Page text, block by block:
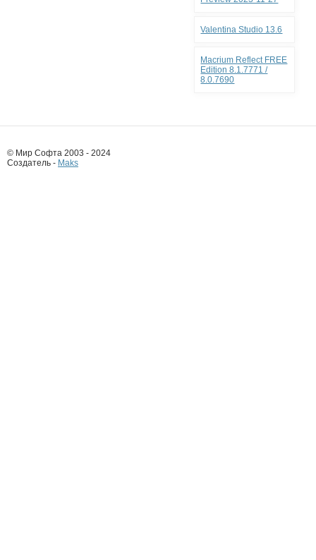
Valentina Studio 13.6
Macrium Reflect FREE
Edition 8.1.7771 /
8.0.7690
© Мир Софта 2003 - 2024
Создатель - Maks